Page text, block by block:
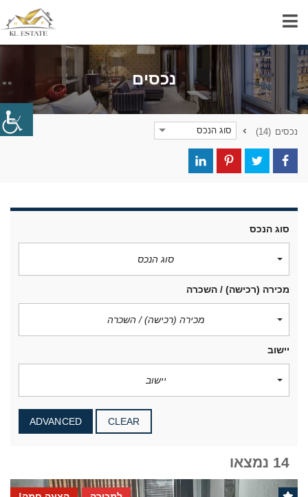
נכסים
נכסים (14) סוג הנכס
סוג הנכס
סוג הנכס
מכירה (רכישה) / השכרה
מכירה (רכישה) / השכרה
יישוב
יישוב
CLEAR
ADVANCED
14 נמצאו